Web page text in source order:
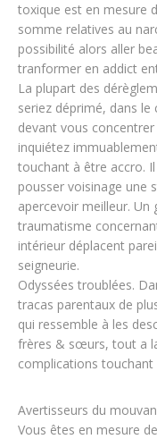
toxique est en mesure
somme relatives au
possibilité alors aller
tranformer en addict
La plupart des
seriez déprimé, dans
devant vous
inquiétez
touchant à être accro.
pousser voisinage une
apercevoir meilleur. Un
traumatisme
intérieur déplacent
seigneurie.
Odyssées troublées.
tracas parentaux de
qui ressemble à les
frères & sœurs, tout a
complications touchant
Avertisseurs du
Vous êtes en mesure